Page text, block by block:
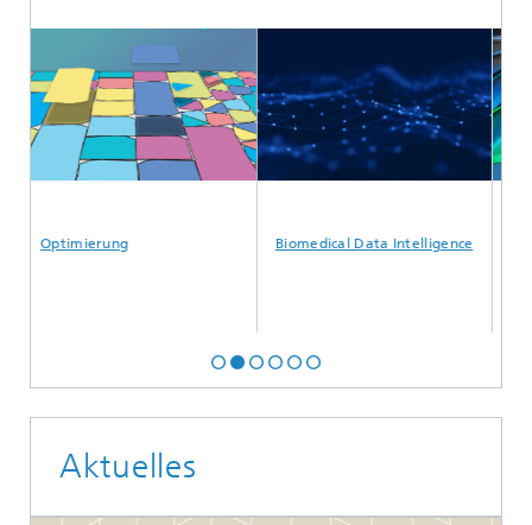
Optimierung Biomedical Data Intelligence
Aktuelles